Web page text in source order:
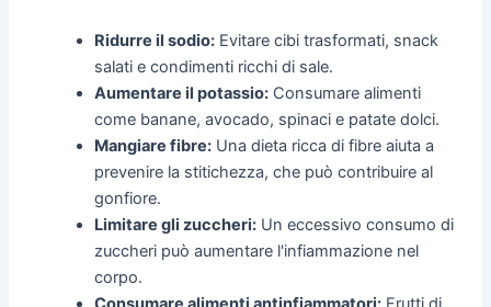
Ridurre il sodio: Evitare cibi trasformati, snack
salati e condimenti ricchi di sale.
Aumentare il potassio: Consumare alimenti
come banane, avocado, spinaci e patate dolci.
Mangiare fibre: Una dieta ricca di fibre aiuta a
prevenire la stitichezza, che può contribuire al
gonfiore.
Limitare gli zuccheri: Un eccessivo consumo di
zuccheri può aumentare l'infiammazione nel
corpo.